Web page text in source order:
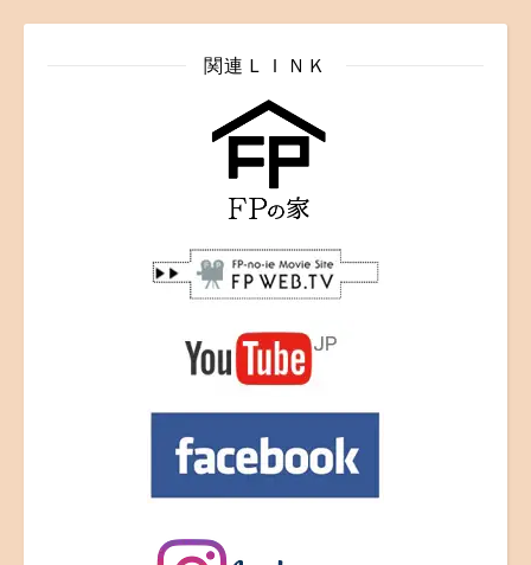
関連ＬＩＮＫ